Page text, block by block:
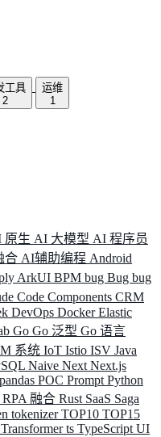
工具
2
运维
1
原生 AI 大模型 AI 程序员
合 AI辅助编程 Android
ArkUI BPM bug Bug bug
Code Components CRM
DevOps DockerElastic
Go Go 泛型 Go 语言
系统 IoT Istio ISV Java
Naive NextNext.js
pandas POC PromptPython
RPA 融合 Rust SaaS Saga
tokenizerTOP10 TOP15
Transformerts TypeScriptUI